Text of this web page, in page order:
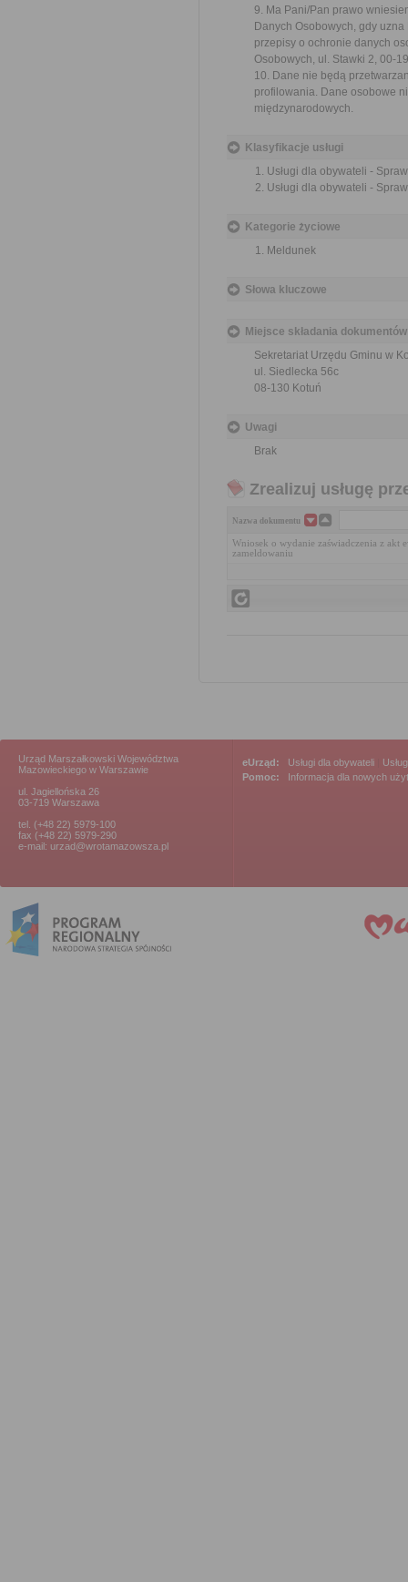
9. Ma Pani/Pan prawo
Danych Osobowych, gdy
przepisy o ochronie danych
Osobowych, ul. Stawki 2, 00-
10. Dane nie będą
profilowania. Dane osobowe
międzynarodowych.
Klasyfikacje usługi
Usługi dla obywateli -
Usługi dla obywateli -
Kategorie życiowe
Meldunek
Słowa kluczowe
Miejsce składania dokumentów
Sekretariat Urzędu Gminu w
ul. Siedlecka 56c
08-130 Kotuń
Uwagi
Brak
Zrealizuj usługę
Nazwa dokumentu
Wniosek o wydanie zaświadczenia z akt
zameldowaniu
Urząd Marszałkowski Województwa
Mazowieckiego w Warszawie
ul. Jagiellońska 26
03-719 Warszawa
tel. (+48 22) 5979-100
fax (+48 22) 5979-290
e-mail: urzad@wrotamazowsza.pl
eUrząd: Usługi dla obywateli
Pomoc:
Informacja dla nowych